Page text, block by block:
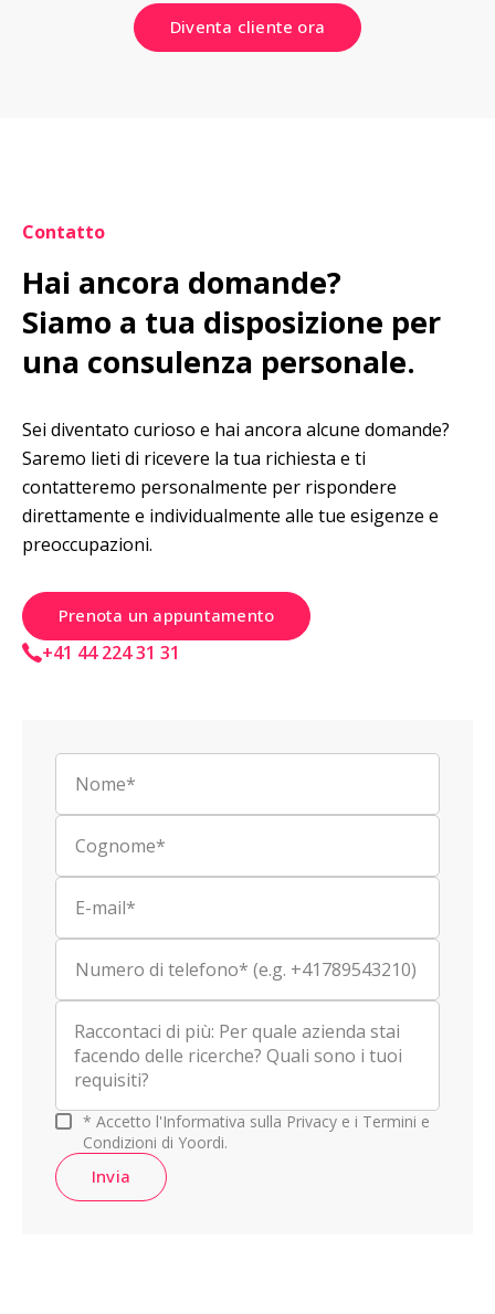
Diventa cliente ora
Contatto
Hai ancora domande?
Siamo a tua disposizione per
una consulenza personale.
Sei diventato curioso e hai ancora alcune domande?
Saremo lieti di ricevere la tua richiesta e ti
contatteremo personalmente per rispondere
direttamente e individualmente alle tue esigenze e
preoccupazioni.
Prenota un appuntamento
+41 44 224 31 31
Nome*
Cognome*
E-mail*
Numero di telefono* (e.g. +41789543210)
* Accetto l'Informativa sulla Privacy e i Termini e
Condizioni di Yoordi.
Invia